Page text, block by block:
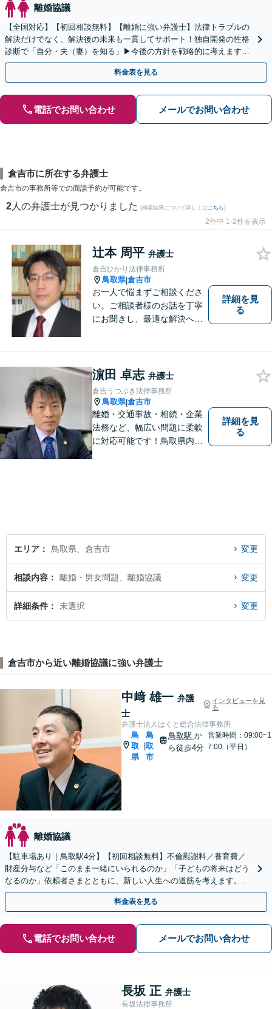
離婚協議
【全国対応】【初回相談無料】【離婚に強い弁護士】法律トラブルの
解決だけでなく、解決後の未来も一貫してサポート！独自開発の性格
診断で「自分・夫（妻）を知る」▶︎今後の方針を戦略的に考えます！
【休日夜間／オンライン相談OK】
料金表を見る
電話でお問い合わせ メールでお問い合わせ
倉吉市に所在する弁護士
倉吉市の事務所等での面談予約が可能です。
2 人の弁護士が見つかりました (検索結果について詳しくは こちら)
2件中 1-2件を表示
辻本 周平 弁護士
倉吉ひかり法律事務所
鳥取県|倉吉市
お一人で悩まずご相談くださ
い。ご相談者様のお話を丁寧
にお聞きし、最適な解決へと
詳細を見
る
濵田 卓志 弁護士
倉吉うつぶき法律事務所
鳥取県|倉吉市
離婚・交通事故・相続・企業
法務など、幅広い問題に柔軟
に対応可能です！鳥取県内の
詳細を見
る
エリア 鳥取県、倉吉市 変更
相談内容 離婚・男女問題、離婚協議 変更
詳細条件 未選択 変更
倉吉市から近い離婚協議に強い弁護士
中﨑 雄一 弁護
士
インタビューを見
る
弁護士法人はくと総合法律事務所
鳥
取
県
鳥
取
市
鳥取駅 か
ら徒歩4分
営業時間：09:00~1
7:00（平日）
離婚協議
【駐車場あり｜鳥取駅4分】【初回相談無料】不倫慰謝料／養育費／
財産分与など「このまま一緒にいられるのか」「子どもの将来はどう
なるのか」依頼者さまとともに、新しい人生への道筋を考えます。離
婚後の生活基盤の安定まで視野に入れたアドバイス。
料金表を見る
電話でお問い合わせ メールでお問い合わせ
長坂 正 弁護士
長坂法律事務所